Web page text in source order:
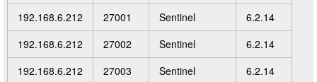
192.168.6.212
27001 Sentinel
6.2.14
192.168.6.212
27002 Sentinel
6.2.14
192.168.6.212
27003 Sentinel 6.2.14